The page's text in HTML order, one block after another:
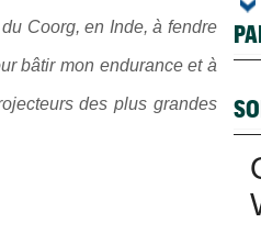
Coorg, en Inde, à fendre
bâtir mon endurance et à
des plus grandes